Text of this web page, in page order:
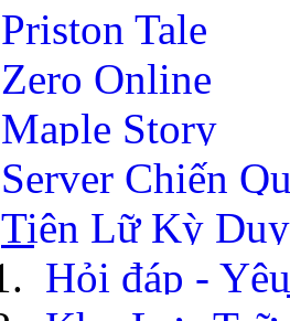
Priston Tale
Zero Online
Maple Story
Server Chiến
Tiên Lữ Kỳ
Hỏi đáp -